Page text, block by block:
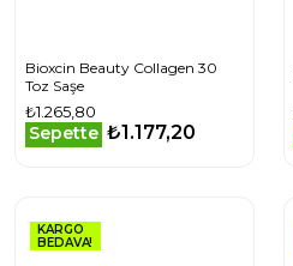
Bioxcin Beauty Collagen 30
Toz Saşe
₺1.265,80
Sepette ₺1.177,20
KARGO
BEDAVA!